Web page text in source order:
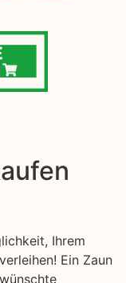
Ihrem
Ein Zaun